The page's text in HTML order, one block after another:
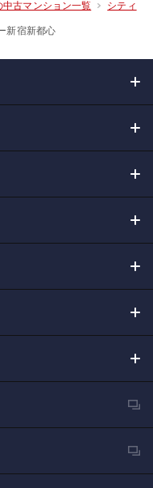
中古マンション一覧 シティ
新宿新都心